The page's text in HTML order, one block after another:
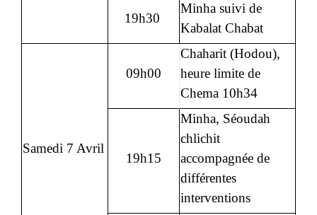
19h30
Minha suivi de
Kabalat Chabat
Samedi 7 Avril
09h00
Chaharit (Hodou),
heure limite de
Chema 10h34
19h15
Minha, Séoudah
chlichit
accompagnée de
différentes
interventions